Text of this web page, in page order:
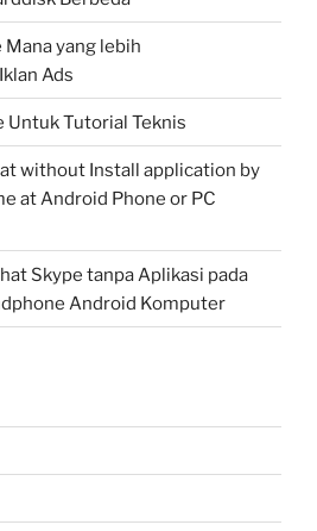
yang lebih
Ads
Untuk Tutorial Teknis
without Install application by
at Android Phone or PC
Skype tanpa Aplikasi pada
Android Komputer